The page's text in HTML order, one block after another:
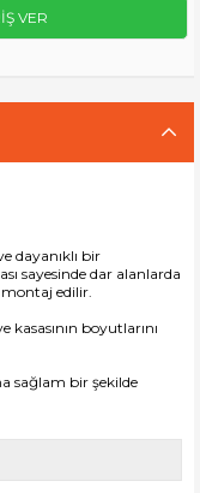
VER
dayanıklı bir
sayesinde dar alanlarda
edilir.
kasasının boyutlarını
sağlam bir şekilde